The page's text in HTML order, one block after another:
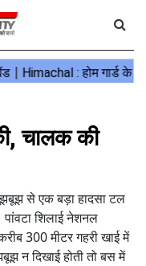
चालक की
से एक बड़ा हादसा टल
शिलाई नेशनल
300 मीटर गहरी खाई में
न दिखाई होती तो बस में